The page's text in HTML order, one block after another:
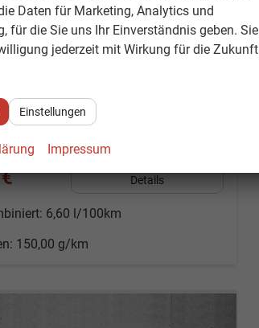
Getriebe
Doppelkupplungsgetriebe (DSG)
Leistung 110 kW (150 PS)
Details
6,60 l/100km
150,00 g/km
Daten für Marketing, Analytics und
für die Sie uns Ihr Einverständnis geben. Sie
jederzeit mit Wirkung für die Zukunft
Einstellungen
Impressum